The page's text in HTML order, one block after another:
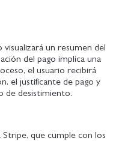
un resumen del
del pago implica una
el usuario recibirá
el justificante de pago y
de desistimiento.
que cumple con los